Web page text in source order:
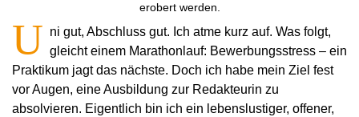
erobert werden.
U ni gut, Abschluss gut. Ich atme kurz auf. Was folgt,
gleicht einem Marathonlauf: Bewerbungsstress – ein
Praktikum jagt das nächste. Doch ich habe mein Ziel fest
vor Augen, eine Ausbildung zur Redakteurin zu
absolvieren. Eigentlich bin ich ein lebenslustiger, offener,